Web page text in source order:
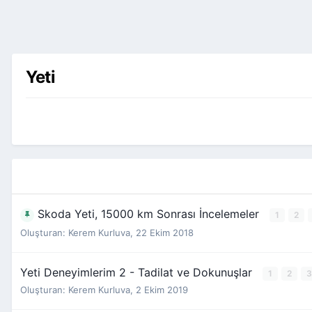
Yeti
Skoda Yeti, 15000 km Sonrası İncelemeler 1 2
Oluşturan: Kerem Kurluva, 22 Ekim 2018
Yeti Deneyimlerim 2 - Tadilat ve Dokunuşlar 1 2 3
Oluşturan: Kerem Kurluva, 2 Ekim 2019